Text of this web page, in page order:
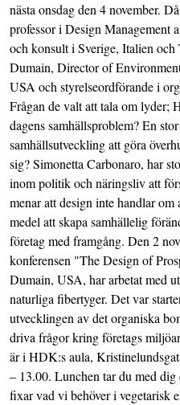
nästa onsdag den 4 november.
professor i Design Management
och konsult i Sverige, Italien
Dumain, Director of
USA och styrelseordförande i
Frågan de valt att tala om lyder;
dagens samhällsproblem? En
samhällsutveckling att göra
sig? Simonetta Carbonaro, har
inom politik och näringsliv att
menar att design inte handlar
medel att skapa samhällelig
företag med framgång. Den 2
konferensen "The Design of
Dumain, USA, har arbetat med
naturliga fibertyger. Det var
utvecklingen av det organiska
driva frågor kring företags
är i HDK:s aula,
– 13.00. Lunchen tar du med
fixar vad vi behöver i vegetarisk